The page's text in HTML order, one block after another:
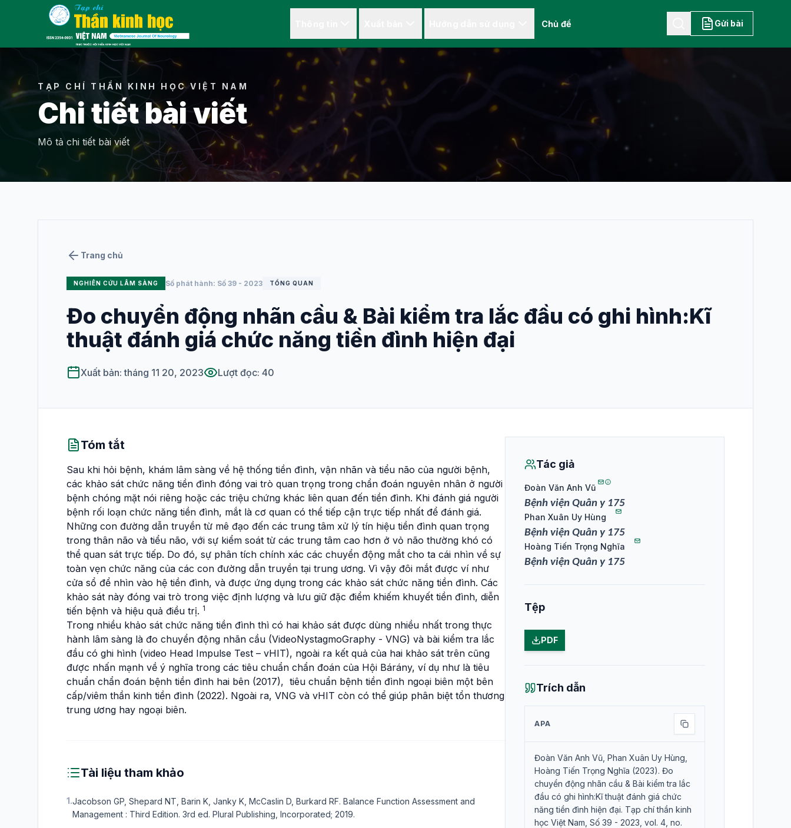
Chủ đề Gửi bài
Giới thiệu về tạp
chí
Số hiện tại
Tất cả các số
TẠP CHÍ THẦN KINH HỌC VIỆT NAM
Chi tiết bài viết
Mô tả chi tiết bài viết
Trang chủ
NGHIÊN CỨU LÂM SÀNG Số phát hành: Số 39 - 2023 TỔNG QUAN
Đo chuyển động nhãn cầu & Bài kiểm tra lắc đầu có ghi hình:Kĩ
thuật đánh giá chức năng tiền đình hiện đại
Xuất bản: tháng 11 20, 2023 Lượt đọc: 40
Tóm tắt
Sau khi hỏi bệnh, khám lâm sàng về hệ thống tiền đình, vận nhãn và tiểu não của người bệnh,
các khảo sát chức năng tiền đình đóng vai trò quan trọng trong chẩn đoán nguyên nhân ở người
bệnh chóng mặt nói riêng hoặc các triệu chứng khác liên quan đến tiền đình. Khi đánh giá người
bệnh rối loạn chức năng tiền đình, mắt là cơ quan có thể tiếp cận trực tiếp nhất để đánh giá.
Những con đường dẫn truyền từ mê đạo đến các trung tâm xử lý tín hiệu tiền đình quan trọng
trong thân não và tiểu não, với sự kiểm soát từ các trung tâm cao hơn ở vỏ não thường khó có
thể quan sát trực tiếp. Do đó, sự phân tích chính xác các chuyển động mắt cho ta cái nhìn về sự
toàn vẹn chức năng của các con đường dẫn truyền tại trung ương. Vì vậy đôi mắt được ví như
cửa sổ để nhìn vào hệ tiền đình, và được ứng dụng trong các khảo sát chức năng tiền đình. Các
khảo sát này đóng vai trò trong việc định lượng và lưu giữ đặc điểm khiếm khuyết tiền đình, diễn
tiến bệnh và hiệu quả điều trị. 1
Trong nhiều khảo sát chức năng tiền đình thì có hai khảo sát được dùng nhiều nhất trong thực
hành lâm sàng là đo chuyển động nhãn cầu (VideoNystagmoGraphy - VNG) và bài kiểm tra lắc
đầu có ghi hình (video Head Impulse Test – vHIT), ngoài ra kết quả của hai khảo sát trên cũng
được nhấn mạnh về ý nghĩa trong các tiêu chuẩn chẩn đoán của Hội Bárány, ví dụ như là tiêu
chuẩn chẩn đoán bệnh tiền đình hai bên (2017), tiêu chuẩn bệnh tiền đình ngoại biên một bên
cấp/viêm thần kinh tiền đình (2022). Ngoài ra, VNG và vHIT còn có thể giúp phân biệt tổn thương
trung ương hay ngoại biên.
Tài liệu tham khảo
1.Jacobson GP, Shepard NT, Barin K, Janky K, McCaslin D, Burkard RF. Balance Function Assessment and
Management : Third Edition. 3rd ed. Plural Publishing, Incorporated; 2019.
Tác giả
Đoàn Văn Anh Vũ
Bệnh viện Quân y 175
Phan Xuân Uy Hùng
Bệnh viện Quân y 175
Hoàng Tiến Trọng Nghĩa
Bệnh viện Quân y 175
Tệp
PDF
Trích dẫn
APA
Đoàn Văn Anh Vũ, Phan Xuân Uy Hùng,
Hoàng Tiến Trọng Nghĩa (2023). Đo
chuyển động nhãn cầu & Bài kiểm tra lắc
đầu có ghi hình:Kĩ thuật đánh giá chức
năng tiền đình hiện đại. Tạp chí thần kinh
học Việt Nam, Số 39 - 2023, vol. 4, no.